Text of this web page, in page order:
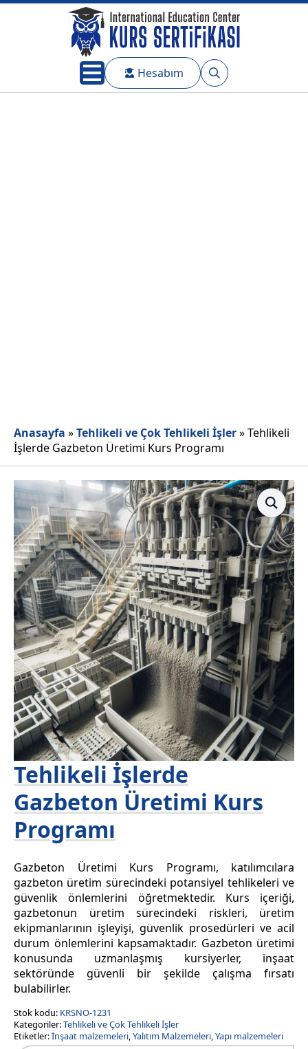
Hesabım
Search
Anasayfa »Tehlikeli ve Çok Tehlikeli İşler»Tehlikeli
İşlerde Gazbeton Üretimi Kurs Programı
Tehlikeli İşlerde
Gazbeton Üretimi Kurs
Programı
Gazbeton Üretimi Kurs Programı, katılımcılara
gazbeton üretim sürecindeki potansiyel tehlikeleri ve
güvenlik önlemlerini öğretmektedir. Kurs içeriği,
gazbetonun üretim sürecindeki riskleri, üretim
ekipmanlarının işleyişi, güvenlik prosedürleri ve acil
durum önlemlerini kapsamaktadır. Gazbeton üretimi
konusunda uzmanlaşmış kursiyerler, inşaat
sektöründe güvenli bir şekilde çalışma fırsatı
bulabilirler.
Stok kodu: KRSNO-1231
Kategoriler:Tehlikeli ve Çok Tehlikeli İşler
Etiketler:İnşaat malzemeleri,Yalıtım Malzemeleri,Yapı malzemeleri